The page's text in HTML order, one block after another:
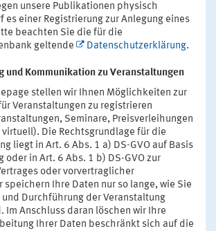
unsere Publikationen physisch
es einer Registrierung zur Anlegung eines
beachten Sie die für die
geltende
Datenschutzerklärung.
und Kommunikation zu Veranstaltungen
stellen wir Ihnen Möglichkeiten zur
Veranstaltungen zu registrieren
Seminare, Preisverleihungen
virtuell). Die Rechtsgrundlage für die
liegt in Art. 6 Abs. 1 a) DS-GVO auf Basis
oder in Art. 6 Abs. 1 b) DS-GVO zur
oder vorvertraglicher
speichern Ihre Daten nur so lange, wie Sie
Durchführung der Veranstaltung
Im Anschluss daran löschen wir Ihre
Ihrer Daten beschränkt sich auf die